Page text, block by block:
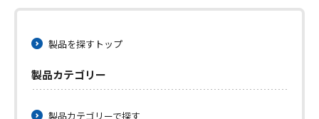
製品を探すトップ
製品カテゴリー
製品カテゴリーで探す